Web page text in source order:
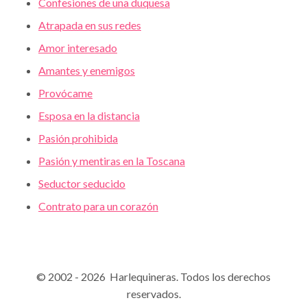
Atrapada en sus redes
Amor interesado
Amantes y enemigos
Provócame
Esposa en la distancia
Pasión prohibida
Pasión y mentiras en la Toscana
Seductor seducido
Contrato para un corazón
© 2002 - 2026 Harlequineras. Todos los derechos
reservados.